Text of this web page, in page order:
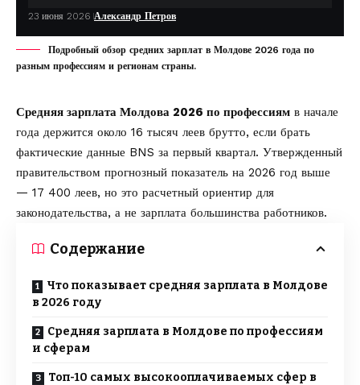
23 июня 2026 Александр Петров
Подробный обзор средних зарплат в Молдове 2026 года по
разным профессиям и регионам страны.
Средняя зарплата Молдова 2026 по профессиям в начале
года держится около 16 тысяч леев брутто, если брать
фактические данные BNS за первый квартал. Утвержденный
правительством прогнозный показатель на 2026 год выше
— 17 400 леев, но это расчетный ориентир для
законодательства, а не зарплата большинства работников.
Содержание
Что показывает средняя зарплата в Молдове
в 2026 году
Средняя зарплата в Молдове по профессиям
и сферам
Топ-10 самых высокооплачиваемых сфер в